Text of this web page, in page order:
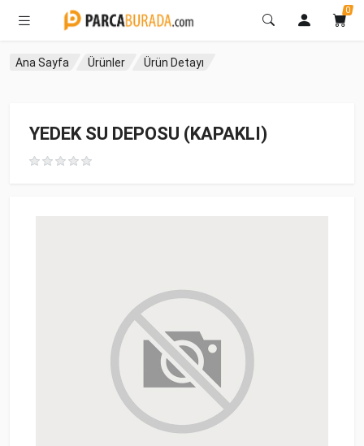
0
Ana Sayfa Ürünler Ürün Detayı
YEDEK SU DEPOSU (KAPAKLI)